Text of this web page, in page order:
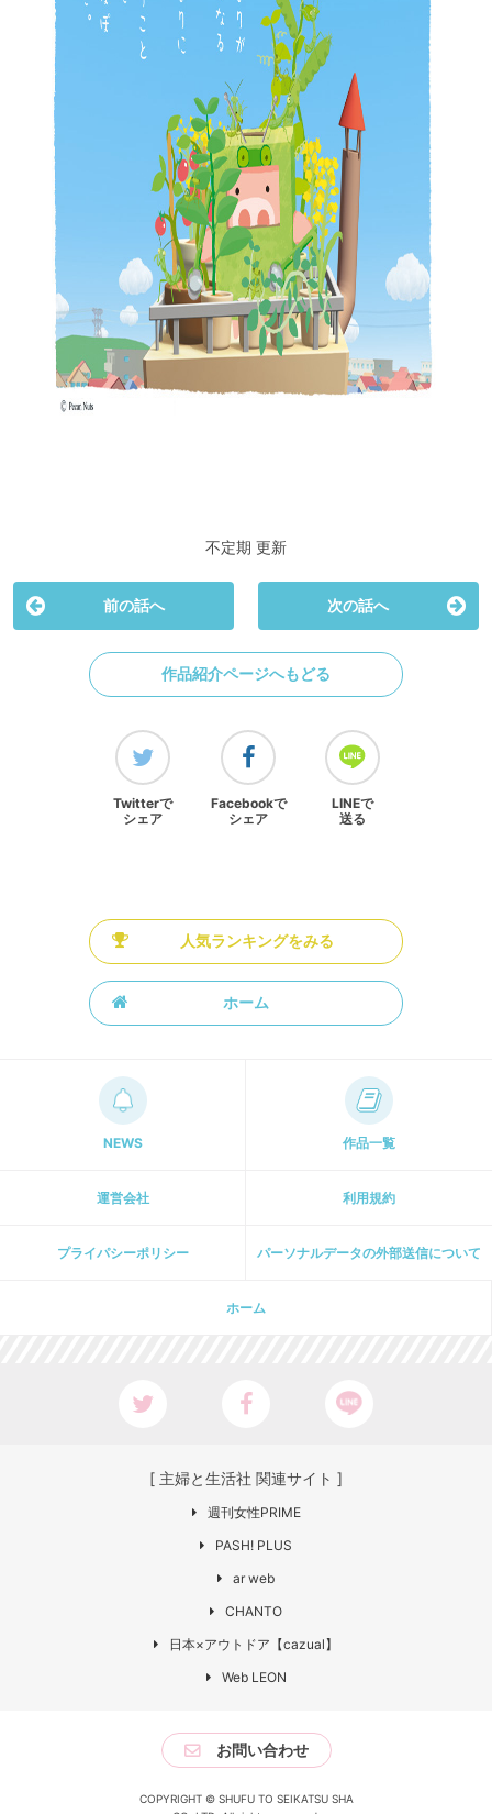
不定期 更新
前の話へ 次の話へ
作品紹介ページへもどる
Twitterで
シェア
Facebookで
シェア
LINEで
送る
人気ランキングをみる
ホーム
NEWS 作品一覧
運営会社 利用規約
プライパシーポリシー パーソナルデータの外部送信について
ホーム
[ 主婦と生活社 関連サイト ]
週刊女性PRIME
PASH! PLUS
ar web
CHANTO
日本×アウトドア【cazual】
Web LEON
お問い合わせ
COPYRIGHT © SHUFU TO SEIKATSU SHA